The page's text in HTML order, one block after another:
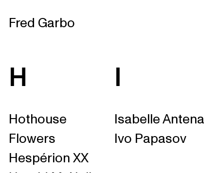
Fred Garbo
H
Hothouse
Flowers
Hespérion XX
I
Isabelle Antena
Ivo Papasov